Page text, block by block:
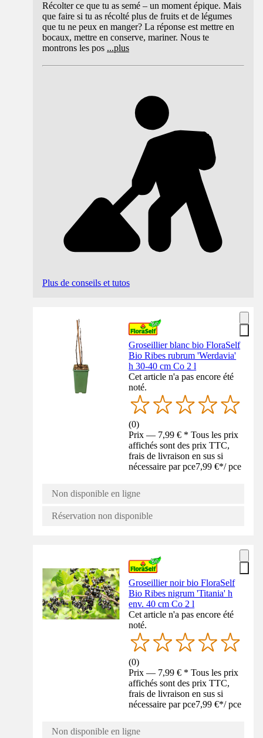
Récolter ce que tu as semé – un moment épique. Mais
que faire si tu as récolté plus de fruits et de légumes
que tu ne peux en manger? La réponse est mettre en
bocaux, mettre en conserve, mariner. Nous te
montrons les pos ...plus
Plus de conseils et tutos
Groseillier blanc bio FloraSelf
Bio Ribes rubrum 'Werdavia'
h 30-40 cm Co 2 l
Cet article n'a pas encore été
noté.
(0)
Prix — 7,99 € * Tous les prix
affichés sont des prix TTC,
frais de livraison en sus si
nécessaire par pce7,99 €*/ pce
Non disponible en ligne
Réservation non disponible
Groseillier noir bio FloraSelf
Bio Ribes nigrum 'Titania' h
env. 40 cm Co 2 l
Cet article n'a pas encore été
noté.
(0)
Prix — 7,99 € * Tous les prix
affichés sont des prix TTC,
frais de livraison en sus si
nécessaire par pce7,99 €*/ pce
Non disponible en ligne